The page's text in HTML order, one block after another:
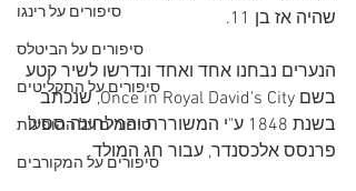
סיפורים על רינגו
סיפורים על הביטלס
סיפורים על התקליטים
סיפורים על ההופעות
סיפורים על המקורבים
שהיה אז בן 11.
הנערים נבחנו אחד ואחד ונדרשו לשיר קטע
בשם Once in Royal David's City, שנכתב
בשנת 1848 ע"י המשוררת והמלחינה ססיל
פרנסס אלכסנדר, עבור חג המולד.